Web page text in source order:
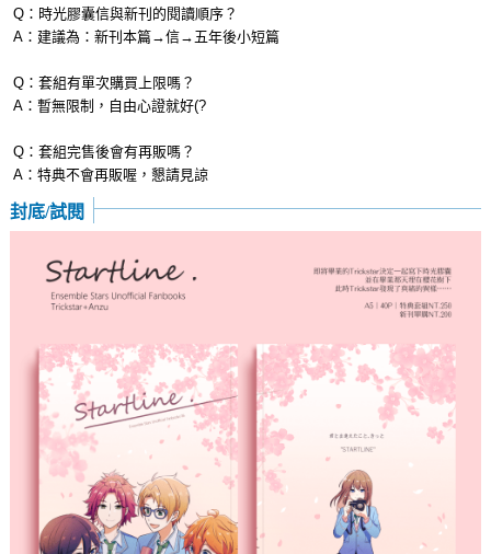
Q：時光膠囊信與新刊的閱讀順序？
A：建議為：新刊本篇→信→五年後小短篇
Q：套組有單次購買上限嗎？
A：暫無限制，自由心證就好(?
Q：套組完售後會有再販嗎？
A：特典不會再販喔，懇請見諒
封底/試閱